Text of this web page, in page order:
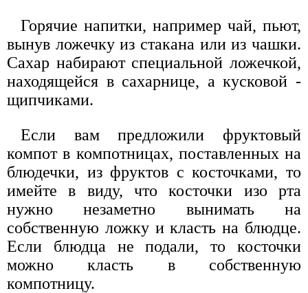
Горячие напитки, например чай, пьют,
вынув ложечку из стакана или из чашки.
Сахар набирают специальной ложечкой,
находящейся в сахарнице, а кусковой -
щипчиками.
Если вам предложили фруктовый
компот в компотницах, поставленных на
блюдечки, из фруктов с косточками, то
имейте в виду, что косточки изо рта
нужно незаметно вынимать на
собственную ложку и класть на блюдце.
Если блюдца не подали, то косточки
можно класть в собственную
компотницу.